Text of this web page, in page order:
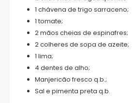
1 chávena de trigo sarraceno;
1 tomate;
2 mãos cheias de espinafres;
2 colheres de sopa de azeite;
1 lima;
4 dentes de alho;
Manjericão fresco q.b.;
Sal e pimenta preta q.b.